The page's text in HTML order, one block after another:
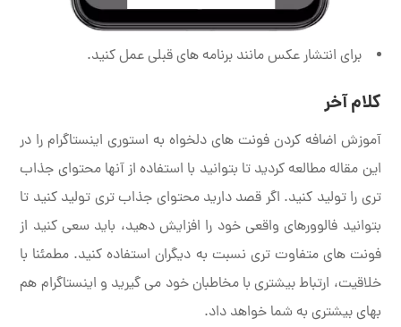
برای انتشار عکس مانند برنامه های قبلی عمل کنید.
کلام آخر
آموزش اضافه کردن فونت های دلخواه به استوری اینستاگرام را در
این مقاله مطالعه کردید تا بتوانید با استفاده از آنها محتوای جذاب
تری را تولید کنید. اگر قصد دارید محتوای جذاب تری تولید کنید تا
بتوانید فالوورهای واقعی خود را افزایش دهید، باید سعی کنید از
فونت های متفاوت تری نسبت به دیگران استفاده کنید. مطمئنا با
خلاقیت، ارتباط بیشتری با مخاطبان خود می گیرید و اینستاگرام هم
بهای بیشتری به شما خواهد داد.